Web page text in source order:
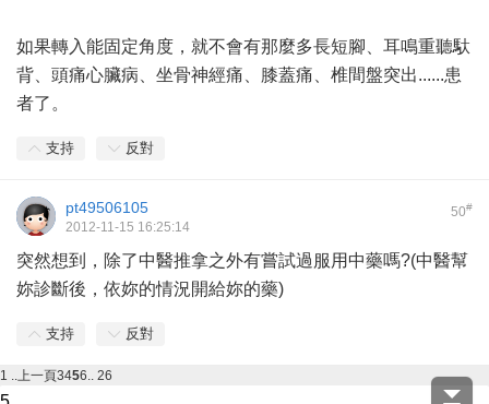
如果轉入能固定角度，就不會有那麼多長短腳、耳鳴重聽馱
背、頭痛心臟病、坐骨神經痛、膝蓋痛、椎間盤突出......患
者了。
支持 反對
50#
pt49506105
2012-11-15 16:25:14
突然想到，除了中醫推拿之外有嘗試過服用中藥嗎?(中醫幫
妳診斷後，依妳的情況開給妳的藥)
支持 反對
1 ..上一頁3456.. 26